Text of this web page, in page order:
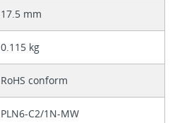
17.5 mm
0.115 kg
RoHS conform
PLN6-C2/1N-MW